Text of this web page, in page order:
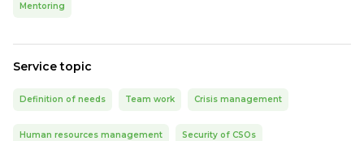
Mentoring
Service topic
Definition of needs Team work Crisis management
Human resources management Security of CSOs